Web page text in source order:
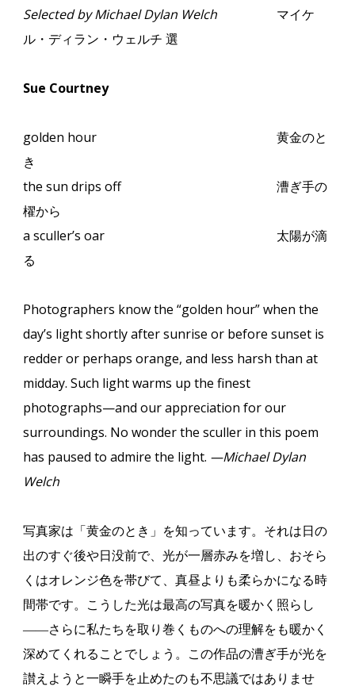
Selected by Michael Dylan Welch
マイケ
ル・ディラン・ウェルチ 選
Sue Courtney
golden hour
黄金のと
き
the sun drips off
漕ぎ手の
櫂から
a sculler’s oar
太陽が滴
る
Photographers know the “golden hour” when the
day’s light shortly after sunrise or before sunset is
redder or perhaps orange, and less harsh than at
midday. Such light warms up the finest
photographs—and our appreciation for our
surroundings. No wonder the sculler in this poem
has paused to admire the light. —Michael Dylan
Welch
写真家は「黄金のとき」を知っています。それは日の
出のすぐ後や日没前で、光が一層赤みを増し、おそら
くはオレンジ色を帯びて、真昼よりも柔らかになる時
間帯です。こうした光は最高の写真を暖かく照らし
――さらに私たちを取り巻くものへの理解をも暖かく
深めてくれることでしょう。この作品の漕ぎ手が光を
讃えようと一瞬手を止めたのも不思議ではありませ